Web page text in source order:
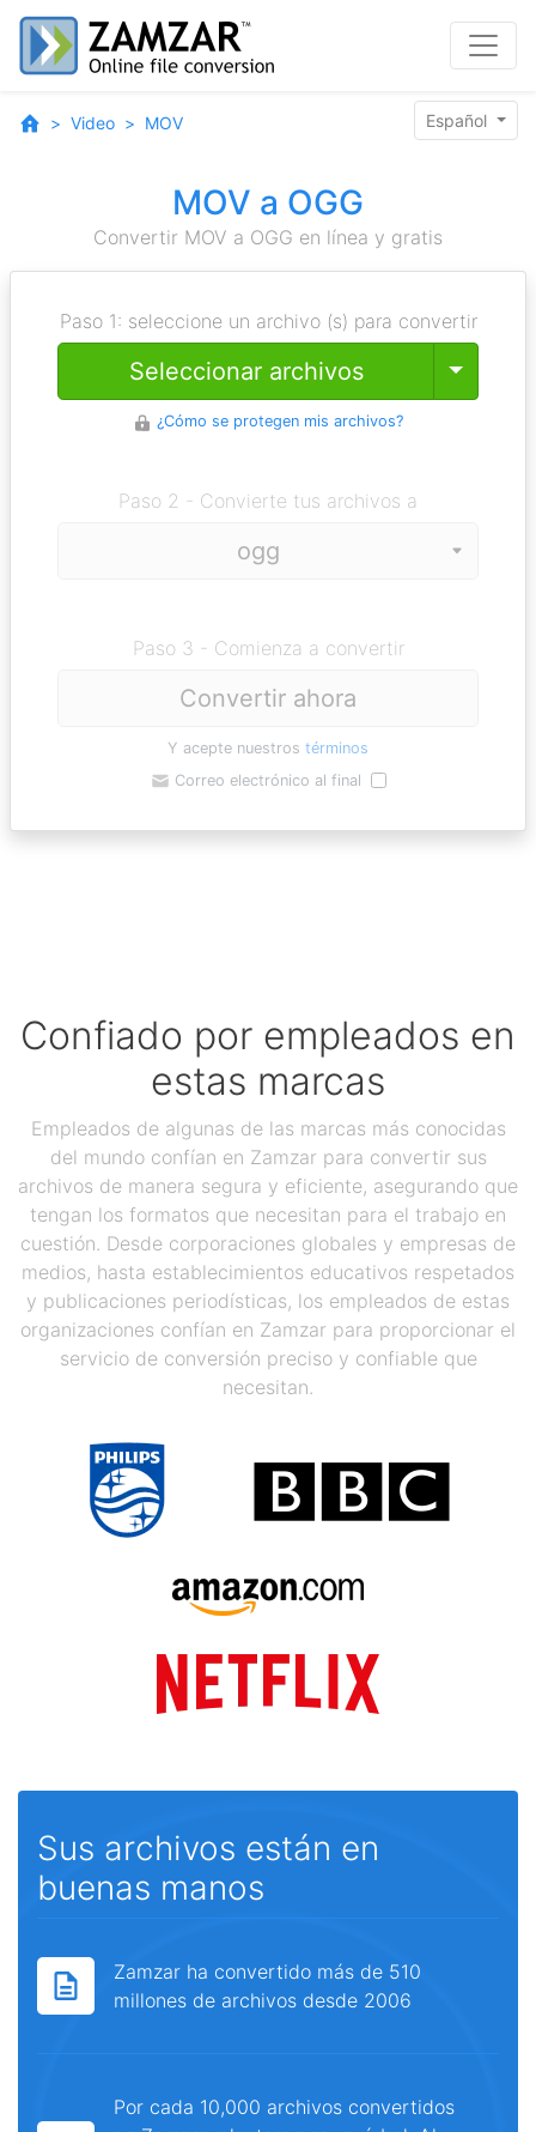
Video MOV Español
MOV a OGG
Convertir MOV a OGG en línea y gratis
Paso 1: seleccione un archivo (s) para convertir
Seleccionar archivos Toggle
¿Cómo se protegen mis archivos?
Paso 2 - Convierte tus archivos a
Paso 3 - Comienza a convertir
Convertir ahora
Y acepte nuestros términos
Correo electrónico al final
Confiado por empleados en
estas marcas
Empleados de algunas de las marcas más conocidas
del mundo confían en Zamzar para convertir sus
archivos de manera segura y eficiente, asegurando que
tengan los formatos que necesitan para el trabajo en
cuestión. Desde corporaciones globales y empresas de
medios, hasta establecimientos educativos respetados
y publicaciones periodísticas, los empleados de estas
organizaciones confían en Zamzar para proporcionar el
servicio de conversión preciso y confiable que
necesitan.
Sus archivos están en
buenas manos
Zamzar ha convertido más de 510
millones de archivos desde 2006
Por cada 10,000 archivos convertidos